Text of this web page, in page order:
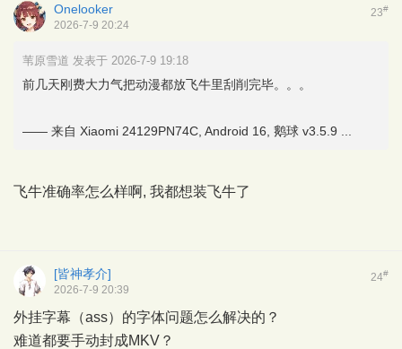
23#
Onelooker
2026-7-9 20:24
苇原雪道 发表于 2026-7-9 19:18
前几天刚费大力气把动漫都放飞牛里刮削完毕。。。
—— 来自 Xiaomi 24129PN74C, Android 16, 鹅球 v3.5.9 ...
飞牛准确率怎么样啊, 我都想装飞牛了
24#
[皆神孝介]
2026-7-9 20:39
外挂字幕（ass）的字体问题怎么解决的？
难道都要手动封成MKV？